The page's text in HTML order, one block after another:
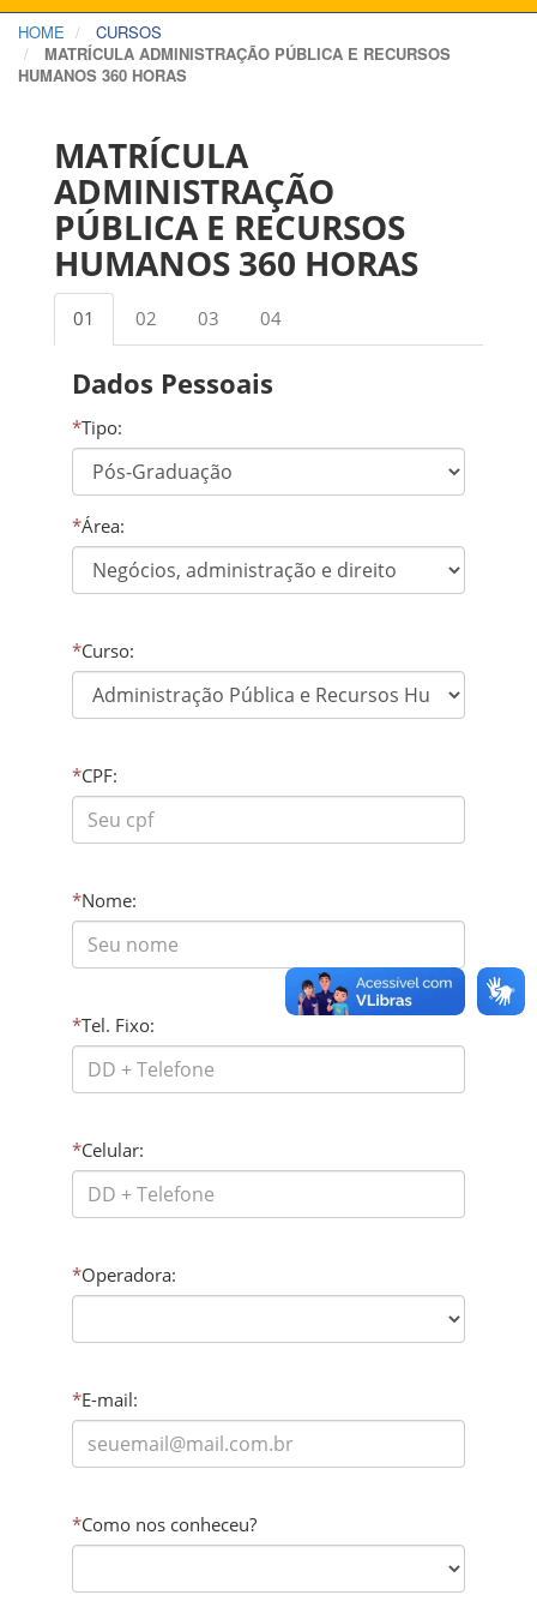
HOME
CURSOS
MATRÍCULA ADMINISTRAÇÃO PÚBLICA E RECURSOS
HUMANOS 360 HORAS
MATRÍCULA
ADMINISTRAÇÃO
PÚBLICA E RECURSOS
HUMANOS 360 HORAS
01 02 03 04
Dados Pessoais
*Tipo:
*Área:
*Curso:
*CPF:
*Nome:
*Tel. Fixo:
*Celular:
*Operadora:
*E-mail:
*Como nos conheceu?